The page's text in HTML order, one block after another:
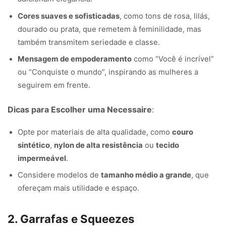
Cores suaves e sofisticadas, como tons de rosa, lilás,
dourado ou prata, que remetem à feminilidade, mas
também transmitem seriedade e classe.
Mensagem de empoderamento como “Você é incrível”
ou “Conquiste o mundo”, inspirando as mulheres a
seguirem em frente.
Dicas para Escolher uma Necessaire:
Opte por materiais de alta qualidade, como couro
sintético, nylon de alta resistência ou tecido
impermeável.
Considere modelos de tamanho médio a grande, que
ofereçam mais utilidade e espaço.
2. Garrafas e Squeezes